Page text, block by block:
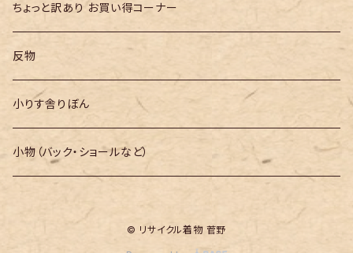
ちょっと訳あり お買い得コーナー
反物
小りす舎りぼん
小物（バック・ショールなど）
© リサイクル着物 菅野